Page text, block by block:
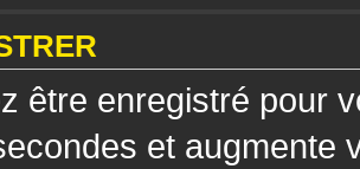
être enregistré pour
et augmente